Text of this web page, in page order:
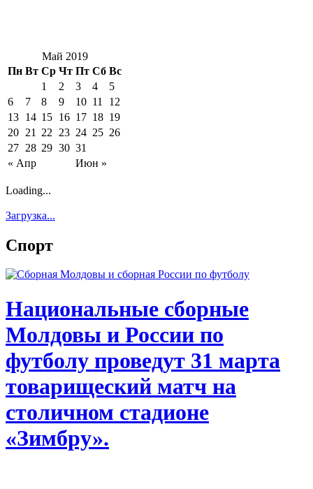
Май 2019
Пн Вт Ср Чт Пт Сб Вс
« Апр Июн »
1 2 3 4
5
6
7 8 9 10 11
12
13 14 15 16 17 18 19
20 21 22 23 24 25 26
27 28 29 30 31
Loading...
Загрузка...
Спорт
Национальные сборные
Молдовы и России по
футболу проведут 31 марта
товарищеский матч на
столичном стадионе
«Зимбру».